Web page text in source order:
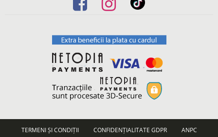
TERMENI ȘI CONDIȚII CONFIDENȚIALITATE GDPR
ANPC